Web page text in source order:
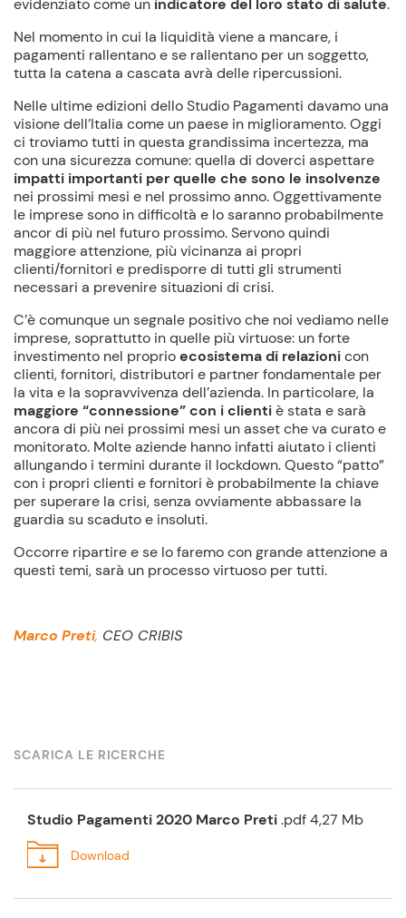
evidenziato come un indicatore del loro stato di salute.
Nel momento in cui la liquidità viene a mancare, i
pagamenti rallentano e se rallentano per un soggetto,
tutta la catena a cascata avrà delle ripercussioni.
Nelle ultime edizioni dello Studio Pagamenti davamo una
visione dell’Italia come un paese in miglioramento. Oggi
ci troviamo tutti in questa grandissima incertezza, ma
con una sicurezza comune: quella di doverci aspettare
impatti importanti per quelle che sono le insolvenze
nei prossimi mesi e nel prossimo anno. Oggettivamente
le imprese sono in difficoltà e lo saranno probabilmente
ancor di più nel futuro prossimo. Servono quindi
maggiore attenzione, più vicinanza ai propri
clienti/fornitori e predisporre di tutti gli strumenti
necessari a prevenire situazioni di crisi.
C’è comunque un segnale positivo che noi vediamo nelle
imprese, soprattutto in quelle più virtuose: un forte
investimento nel proprioecosistema di relazionicon
clienti, fornitori, distributori e partner fondamentale per
la vita e la sopravvivenza dell’azienda. In particolare, la
maggiore “connessione” con i clientiè stata e sarà
ancora di più nei prossimi mesi un asset che va curato e
monitorato. Molte aziende hanno infatti aiutato i clienti
allungando i termini durante il lockdown. Questo “patto”
con i propri clienti e fornitori è probabilmente la chiave
per superare la crisi, senza ovviamente abbassare la
guardia su scaduto e insoluti.
Occorre ripartire e se lo faremo con grande attenzione a
questi temi, sarà un processo virtuoso per tutti.
Marco Preti, CEO CRIBIS
SCARICA LE RICERCHE
Studio Pagamenti 2020 Marco Preti.pdf 4,27 Mb